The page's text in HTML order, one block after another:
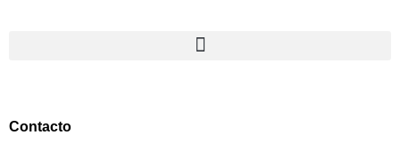
Contacto